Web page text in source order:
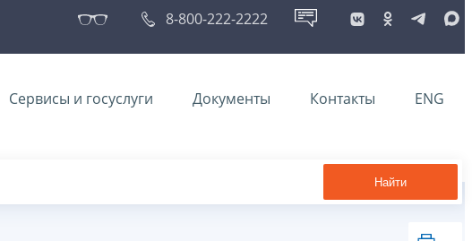
8-800-222-2222
Сервисы и госуслуги Документы Контакты ENG
Найти